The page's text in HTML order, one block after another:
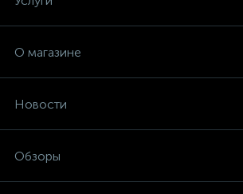
О магазине
Новости
Обзоры